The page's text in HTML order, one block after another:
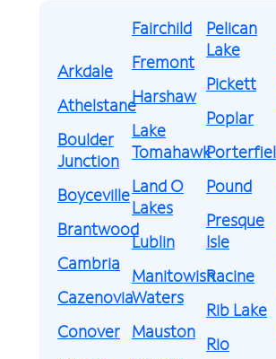
Arkdale
Athelstane
Boulder
Junction
Boyceville
Brantwood
Cambria
Cazenovia
Conover
Fairchild
Fremont
Harshaw
Lake
Tomahawk
Land O
Lakes
Lublin
Manitowish
Waters
Mauston
Pelican
Lake
Pickett
Poplar
Pound
Presque
Isle
Racine
Rib Lake
Rio